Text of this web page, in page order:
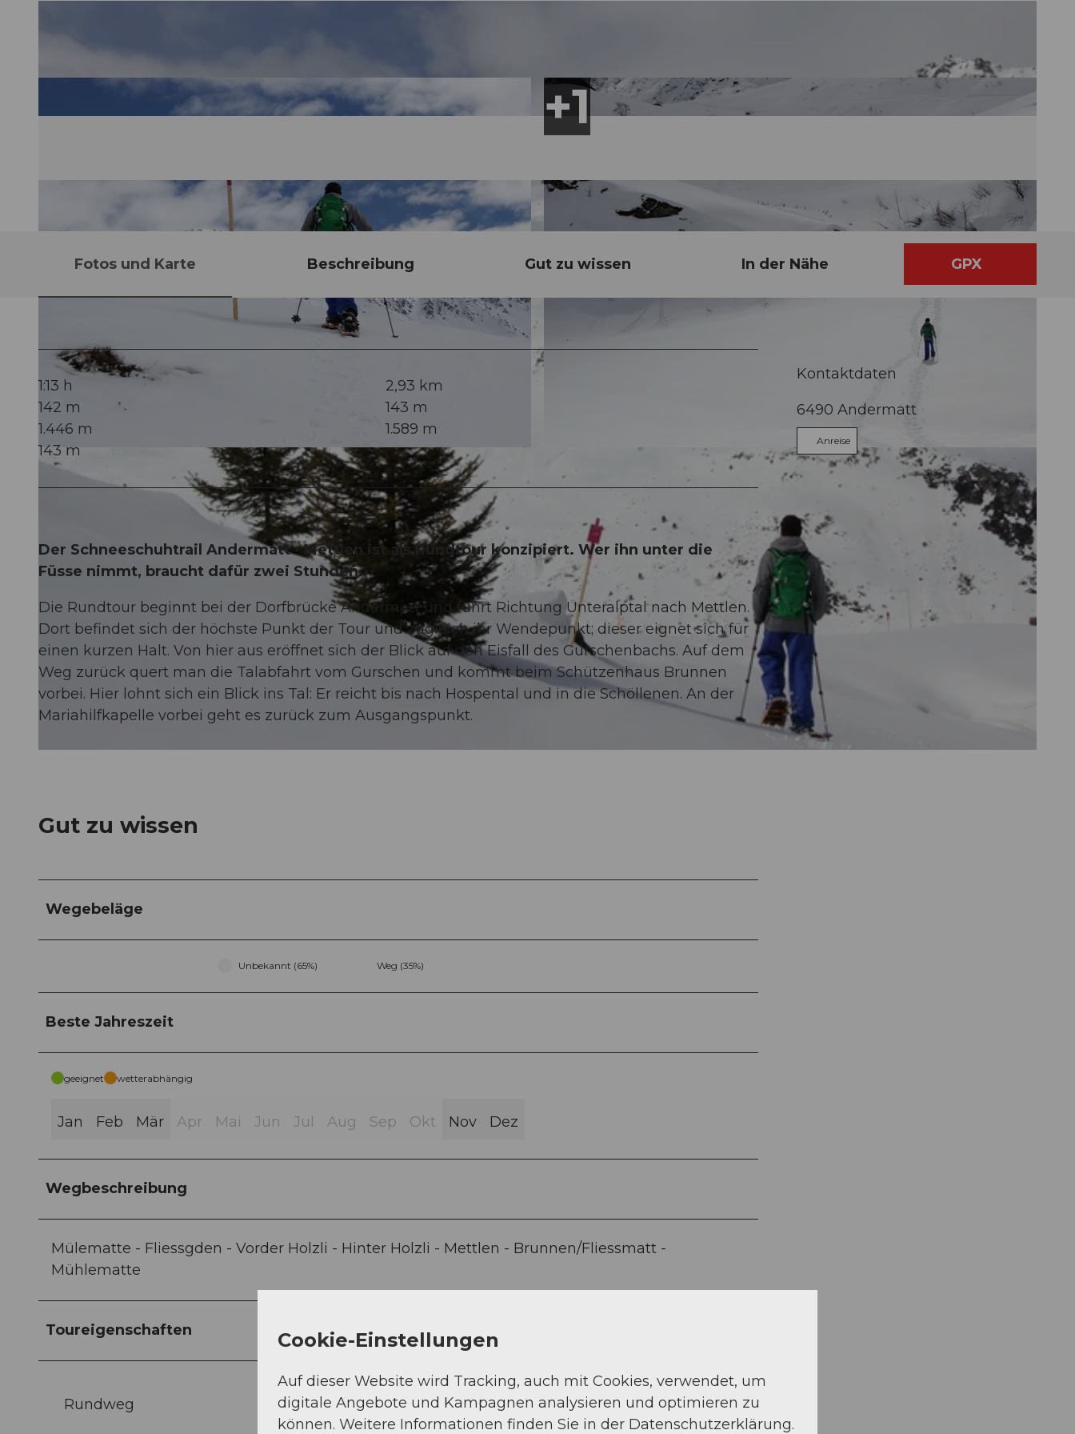
© Andermatt Tourismus GmbH, andermatt.ch | CC-BY
Fotos und Karte Beschreibung Gut zu wissen In der Nähe GPX
1:13 h
2,93 km
142 m
143 m
1.446 m
1.589 m
143 m
Der Schneeschuhtrail Andermatt - Mettlen ist als Rundtour konzipiert. Wer ihn unter die
Füsse nimmt, braucht dafür zwei Stunden.
Die Rundtour beginnt bei der Dorfbrücke Andermatt und führt Richtung Unteralptal nach Mettlen.
Dort befindet sich der höchste Punkt der Tour und zugleich ihr Wendepunkt; dieser eignet sich für
einen kurzen Halt. Von hier aus eröffnet sich der Blick auf den Eisfall des Gurschenbachs. Auf dem
Weg zurück quert man die Talabfahrt vom Gurschen und kommt beim Schützenhaus Brunnen
vorbei. Hier lohnt sich ein Blick ins Tal: Er reicht bis nach Hospental und in die Schöllenen. An der
Mariahilfkapelle vorbei geht es zurück zum Ausgangspunkt.
Gut zu wissen
Wegebeläge
Unbekannt (65%) Weg (35%)
Beste Jahreszeit
geeignet wetterabhängig
Jan Feb Mär Apr Mai Jun Jul Aug Sep Okt Nov Dez
Wegbeschreibung
Mülematte - Fliessgden - Vorder Holzli - Hinter Holzli - Mettlen - Brunnen/Fliessmatt -
Mühlematte
Toureigenschaften
Rundweg
Kontaktdaten
6490 Andermatt
Anreise
Cookie-Einstellungen
Auf dieser Website wird Tracking, auch mit Cookies, verwendet, um
digitale Angebote und Kampagnen analysieren und optimieren zu
können. Weitere Informationen finden Sie in der Datenschutzerklärung.